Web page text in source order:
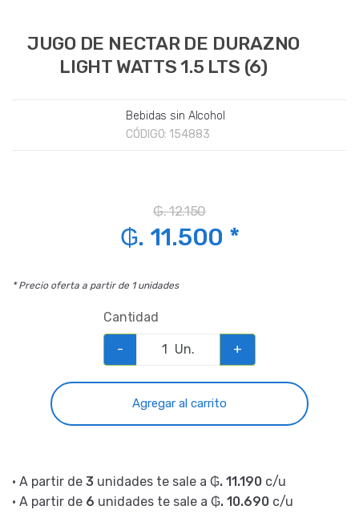
JUGO DE NECTAR DE DURAZNO
LIGHT WATTS 1.5 LTS (6)
Bebidas sin Alcohol
CÓDIGO: 154883
₲. 12.150
₲. 11.500 *
* Precio oferta a partir de 1 unidades
Cantidad
- Un. +
Agregar al carrito
• A partir de 3 unidades te sale a ₲. 11.190 c/u
• A partir de 6 unidades te sale a ₲. 10.690 c/u